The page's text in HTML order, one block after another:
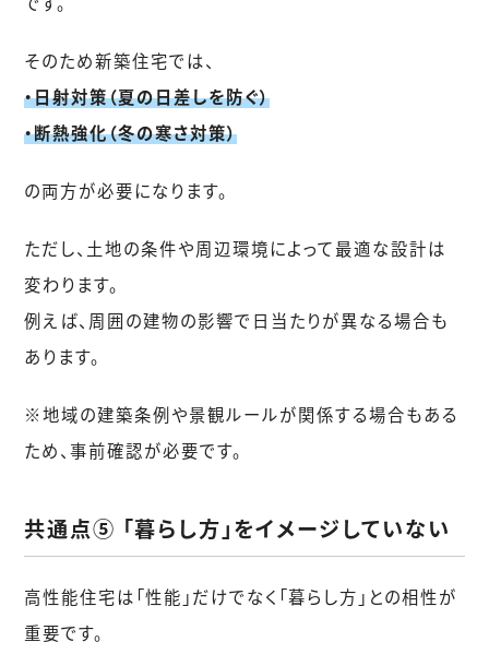
そのため新築住宅では、
・日射対策（夏の日差しを防ぐ）
・断熱強化（冬の寒さ対策）
の両方が必要になります。
ただし、土地の条件や周辺環境によって最適な設計は
変わります。
例えば、周囲の建物の影響で日当たりが異なる場合も
あります。
※地域の建築条例や景観ルールが関係する場合もある
ため、事前確認が必要です。
共通点⑤ 「暮らし方」をイメージしていない
高性能住宅は「性能」だけでなく「暮らし方」との相性が
重要です。